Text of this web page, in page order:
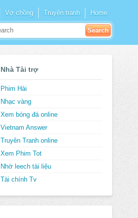
Vợ chồng Truyện tranh Home
Nhà Tài trợ
Phim Hài
Nhạc vàng
Xem bóng đá online
Vietnam Answer
Truyên Tranh online
Xem Phim Tot
Nhờ leech tài liệu
Tài chính Tv